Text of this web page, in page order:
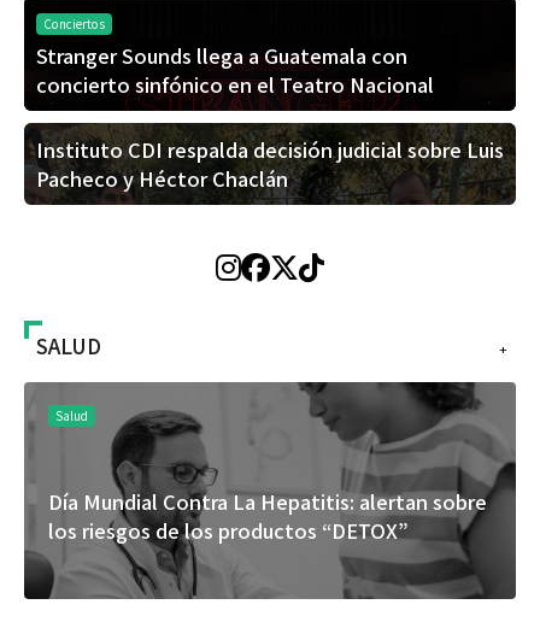
Conciertos
Stranger Sounds llega a Guatemala con
concierto sinfónico en el Teatro Nacional
Instituto CDI respalda decisión judicial sobre Luis
Pacheco y Héctor Chaclán
+
SALUD
El cuidado de la piel va mucho más
rostro: cada zona merece una
específica
sobre